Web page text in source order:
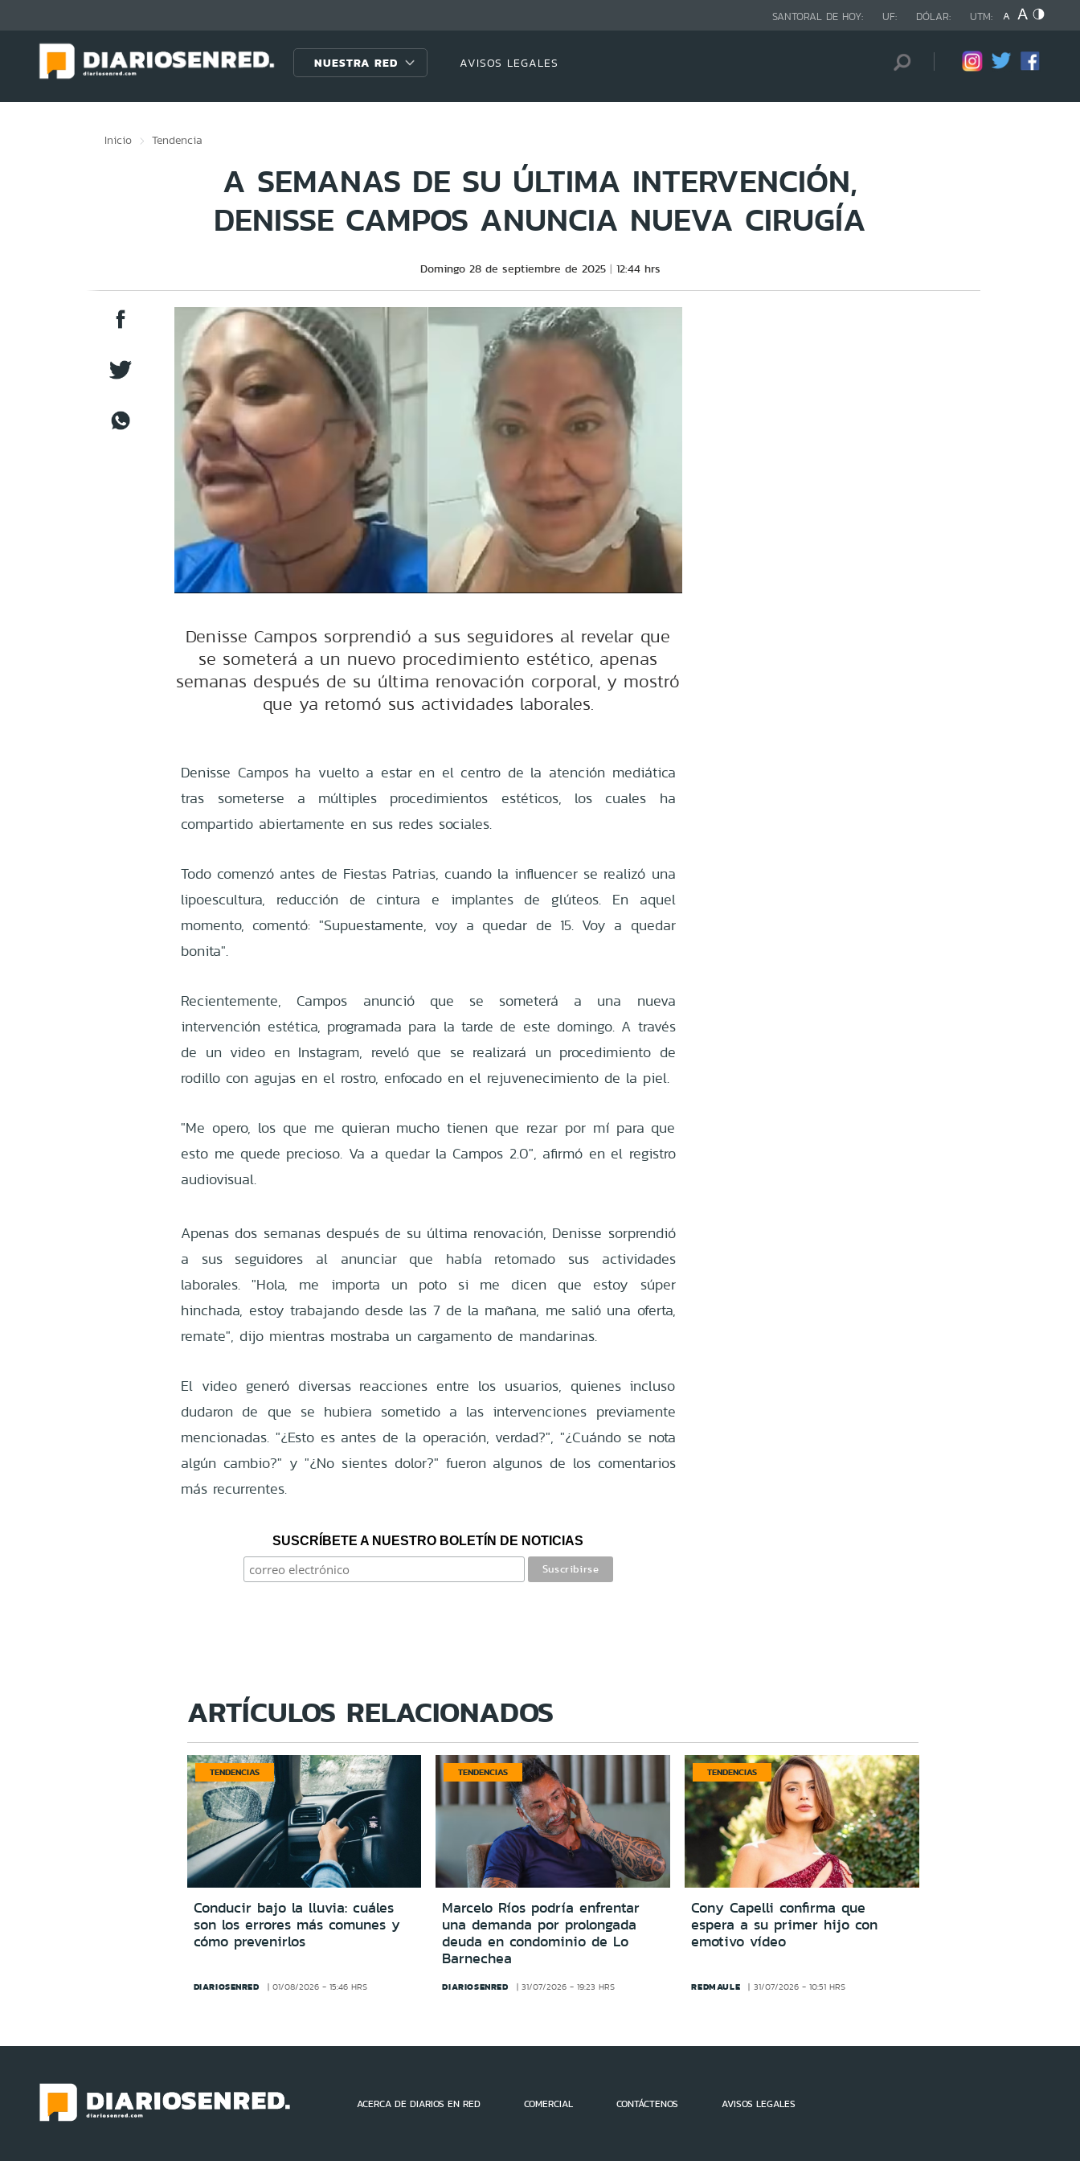
SANTORAL DE HOY: UF: DÓLAR: UTM:
NUESTRA RED AVISOS LEGALES
Inicio Tendencia
A SEMANAS DE SU ÚLTIMA INTERVENCIÓN,
DENISSE CAMPOS ANUNCIA NUEVA CIRUGÍA
Domingo 28 de septiembre de 2025 12:44 hrs
Denisse Campos sorprendió a sus seguidores al revelar que
se someterá a un nuevo procedimiento estético, apenas
semanas después de su última renovación corporal, y mostró
que ya retomó sus actividades laborales.
Denisse Campos ha vuelto a estar en el centro de la atención mediática
tras someterse a múltiples procedimientos estéticos, los cuales ha
compartido abiertamente en sus redes sociales.
Todo comenzó antes de Fiestas Patrias, cuando la influencer se realizó una
lipoescultura, reducción de cintura e implantes de glúteos. En aquel
momento, comentó: "Supuestamente, voy a quedar de 15. Voy a quedar
bonita".
Recientemente, Campos anunció que se someterá a una nueva
intervención estética, programada para la tarde de este domingo. A través
de un video en Instagram, reveló que se realizará un procedimiento de
rodillo con agujas en el rostro, enfocado en el rejuvenecimiento de la piel.
"Me opero, los que me quieran mucho tienen que rezar por mí para que
esto me quede precioso. Va a quedar la Campos 2.0", afirmó en el registro
audiovisual.
Apenas dos semanas después de su última renovación, Denisse sorprendió
a sus seguidores al anunciar que había retomado sus actividades
laborales. "Hola, me importa un poto si me dicen que estoy súper
hinchada, estoy trabajando desde las 7 de la mañana, me salió una oferta,
remate", dijo mientras mostraba un cargamento de mandarinas.
El video generó diversas reacciones entre los usuarios, quienes incluso
dudaron de que se hubiera sometido a las intervenciones previamente
mencionadas. "¿Esto es antes de la operación, verdad?", "¿Cuándo se nota
algún cambio?" y "¿No sientes dolor?" fueron algunos de los comentarios
más recurrentes.
SUSCRÍBETE A NUESTRO BOLETÍN DE NOTICIAS
ARTÍCULOS RELACIONADOS
TENDENCIAS
Conducir bajo la lluvia: cuáles
son los errores más comunes y
cómo prevenirlos
DIARIOSENRED 01/08/2026 - 15:46 HRS
TENDENCIAS
Marcelo Ríos podría enfrentar
una demanda por prolongada
deuda en condominio de Lo
Barnechea
DIARIOSENRED 31/07/2026 - 19:23 HRS
TENDENCIAS
Cony Capelli confirma que
espera a su primer hijo con
emotivo vídeo
REDMAULE 31/07/2026 - 10:51 HRS
ACERCA DE DIARIOS EN RED COMERCIAL CONTÁCTENOS AVISOS LEGALES